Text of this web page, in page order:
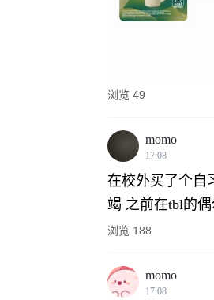
校宠
校招
游戏
旅游
失物
租房
浏览 49
momo
17:08
在校外买了个自
竭 之前在tbl的
浏览 188
momo
17:08